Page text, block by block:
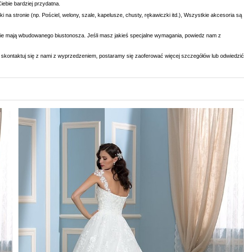
bardziej przydatna.
stronie (np. Pościel, welony, szale, kapelusze, chusty, rękawiczki itd.), Wszystkie akcesoria są
wbudowanego biustonosza. Jeśli masz jakieś specjalne wymagania, powiedz nam z
się z nami z wyprzedzeniem, postaramy się zaoferować więcej szczegółów lub odwiedzić